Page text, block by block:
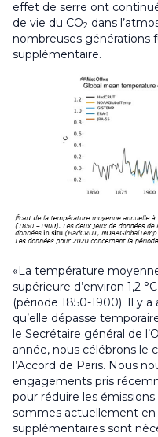
effet de serre ont
de vie du CO2 dans
nombreuses générations
supplémentaire.
«La température
supérieure d’environ 1,2
(période 1850-1900). Il y
qu’elle dépasse
le Secrétaire général de
année, nous célébrons le
l’Accord de Paris. Nous
engagements pris
pour réduire les
sommes actuellement
supplémentaires sont